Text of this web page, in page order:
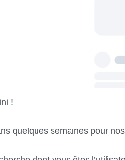
!
quelques semaines pour nos